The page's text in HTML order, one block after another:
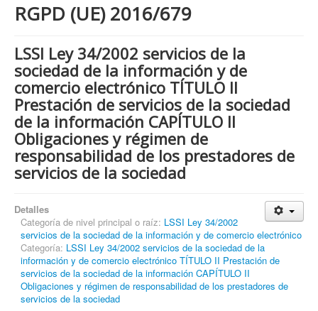
ZONA ABIERTA
Políticas de Cookies
¿Quienes tienen que cumplir con la LOPD RGPD?
¿Estas cumpliendo con la LOPD - RGPD?
¿Que podemos hacer por ti?
¿Cuando es obligatorio nombrar un DPD / DPO ?
Notas
Nosotros y contacto
Buscar...
RGPD (UE) 2016/679
LSSI Ley 34/2002 servicios de la
sociedad de la información y de
comercio electrónico TÍTULO II
Prestación de servicios de la sociedad
de la información CAPÍTULO II
Obligaciones y régimen de
responsabilidad de los prestadores de
servicios de la sociedad
Detalles
Categoría de nivel principal o raíz: LSSI Ley 34/2002
servicios de la sociedad de la información y de comercio electrónico
Categoría: LSSI Ley 34/2002 servicios de la sociedad de la
información y de comercio electrónico TÍTULO II Prestación de
servicios de la sociedad de la información CAPÍTULO II
Obligaciones y régimen de responsabilidad de los prestadores de
servicios de la sociedad